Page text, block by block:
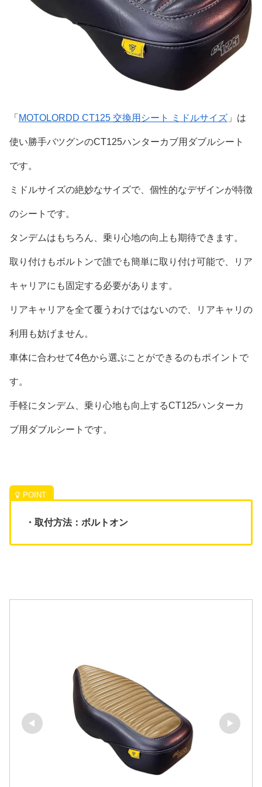
「 MOTOLORDD CT125 交換用シート ミドルサイズ 」は
使い勝手バツグンのCT125ハンターカブ用ダブルシート
です。
ミドルサイズの絶妙なサイズで、個性的なデザインが特徴
のシートです。
タンデムはもちろん、乗り心地の向上も期待できます。
取り付けもボルトンで誰でも簡単に取り付け可能で、リア
キャリアにも固定する必要があります。
リアキャリアを全て覆うわけではないので、リアキャリの
利用も妨げません。
車体に合わせて4色から選ぶことができるのもポイントで
す。
手軽にタンデム、乗り心地も向上するCT125ハンターカ
ブ用ダブルシートです。
・取付方法：ボルトオン